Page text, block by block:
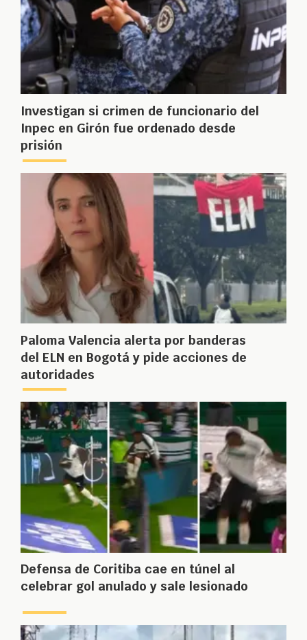
Investigan si crimen de funcionario del
Inpec en Girón fue ordenado desde
prisión
Paloma Valencia alerta por banderas
del ELN en Bogotá y pide acciones de
autoridades
Defensa de Coritiba cae en túnel al
celebrar gol anulado y sale lesionado